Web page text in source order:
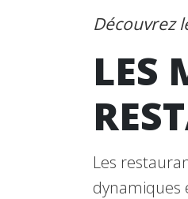
Découvrez
LES
Les
dynamiques